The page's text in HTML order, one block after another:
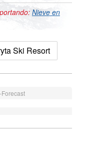
Nieve en
Ski Resort